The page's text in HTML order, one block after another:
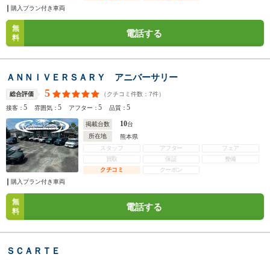
購入プラン付き車両
無
料
電話する
ＡＮＮＩＶＥＲＳＡＲＹ アニバーサリー
総合評価 5 （クチコミ件数： 7件）
接客：5 雰囲気：5 アフター：5 品質：5
掲載台数 10台
所在地
熊本県
スタッフ
アフター
フェア
買取
保証
整備
クチコミ
クーポン
購入プラン付き車両
無
料
電話する
ＳＣＡＲＴＥ